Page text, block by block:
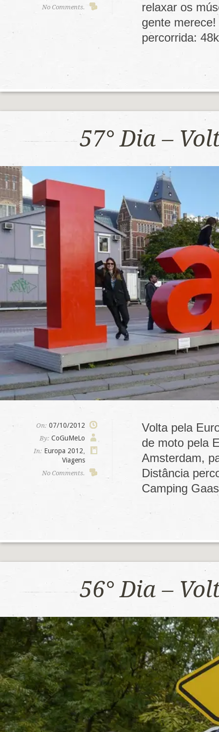
No Comments.
relaxar os
gente
percorrida:
57° Dia –
On: 07/10/2012
By: CoGuMeLo
In: Europa 2012
Viagens
No Comments.
Volta pela
de moto pela
Amsterdam,
Distância
Camping
56° Dia –